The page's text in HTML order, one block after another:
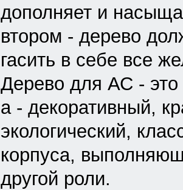
дополняет и
втором - дерево
гасить в себе все
Дерево для АС - это
а - декоративный,
экологический,
корпуса,
другой роли.